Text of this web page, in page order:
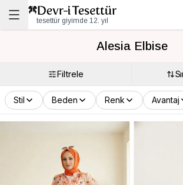
tesettür giyimde 12. yıl
Alesia Elbise
Filtrele
Stil Beden Renk Avantaj